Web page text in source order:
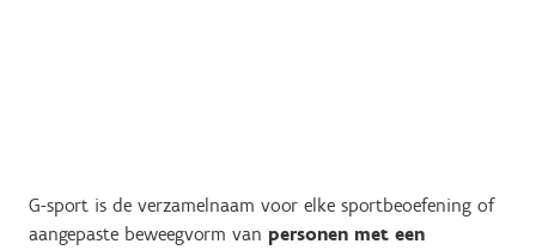
G-sport is de verzamelnaam voor elke sportbeoefening of
aangepaste beweegvorm van personen met een